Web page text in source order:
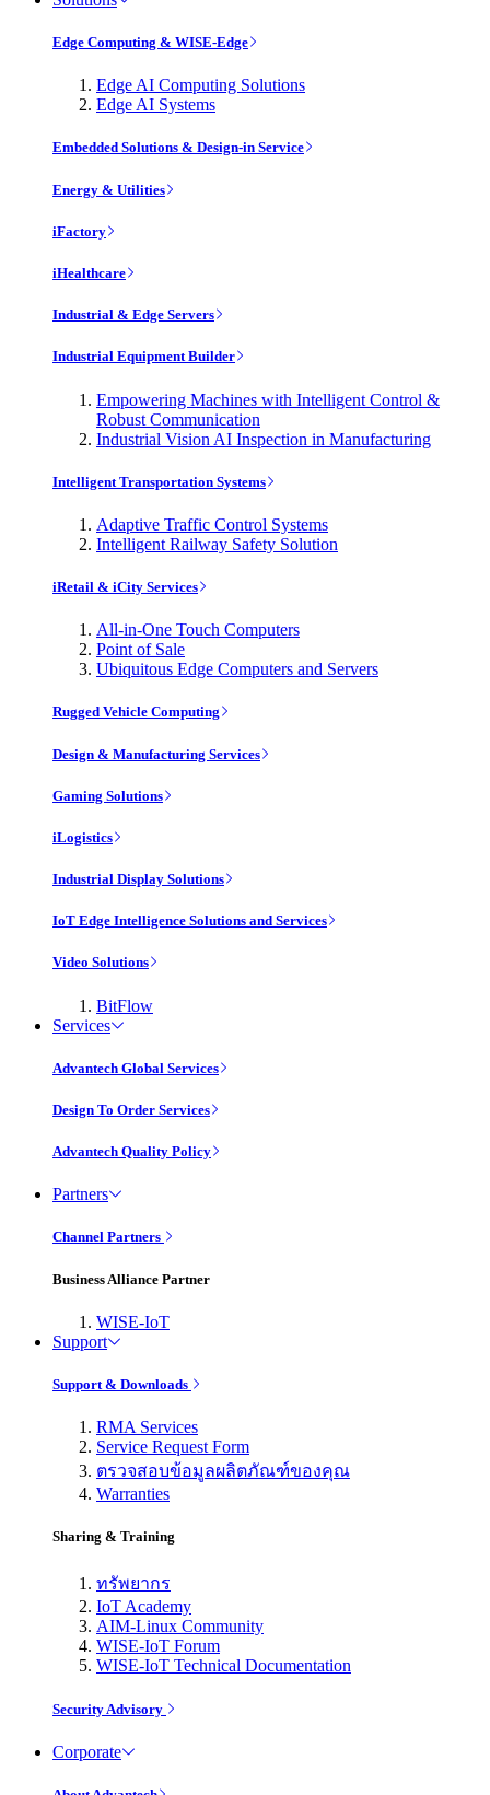
Edge Computing & WISE-Edge
Edge AI Computing Solutions
Edge AI Systems
Embedded Solutions & Design-in Service
Energy & Utilities
iFactory
iHealthcare
Industrial & Edge Servers
Industrial Equipment Builder
Empowering Machines with Intelligent Control &
Robust Communication
Industrial Vision AI Inspection in Manufacturing
Intelligent Transportation Systems
Adaptive Traffic Control Systems
Intelligent Railway Safety Solution
iRetail & iCity Services
All-in-One Touch Computers
Point of Sale
Ubiquitous Edge Computers and Servers
Rugged Vehicle Computing
Design & Manufacturing Services
Gaming Solutions
iLogistics
Industrial Display Solutions
IoT Edge Intelligence Solutions and Services
Video Solutions
BitFlow
Services
Advantech Global Services
Design To Order Services
Advantech Quality Policy
Partners
Channel Partners
Business Alliance Partner
WISE-IoT
Support
Support & Downloads
RMA Services
Service Request Form
ตรวจสอบข้อมูลผลิตภัณฑ์ของคุณ
Warranties
Sharing & Training
ทรัพยากร
IoT Academy
AIM-Linux Community
WISE-IoT Forum
WISE-IoT Technical Documentation
Security Advisory
Corporate